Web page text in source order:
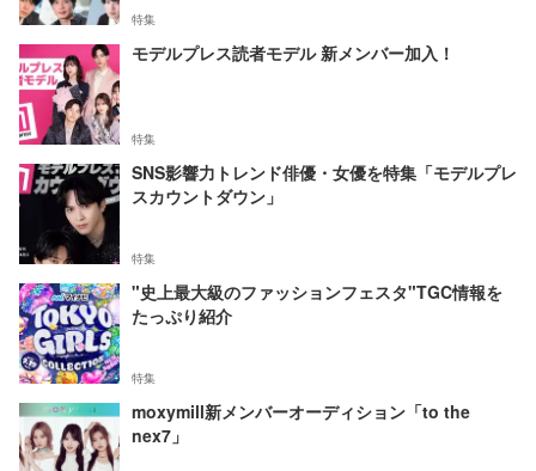
特集
モデルプレス読者モデル 新メンバー加入！
特集
SNS影響力トレンド俳優・女優を特集「モデルプレ
スカウントダウン」
特集
"史上最大級のファッションフェスタ"TGC情報を
たっぷり紹介
特集
moxymill新メンバーオーディション「to the
nex7」